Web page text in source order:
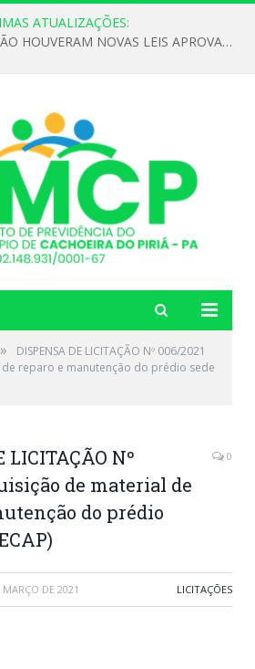
ATUALIZAÇÕES:
DECLARAMOS QUE NÃO HOUVERAM NOVAS LEIS APROVADAS ATÉ O MOMENTO PARA O INSTITUTO DE PREVIDÊNCIA NO ANO DE 2026
»
DISPENSA DE LICITAÇÃO Nº 006/2021
reparo e manutenção do prédio sede
LICITAÇÃO Nº
de material de
do prédio
0
MARÇO DE 2021 LICITAÇÕES